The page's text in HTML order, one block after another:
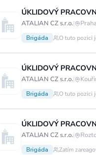
ATALIAN CZ s.r.o.|
Brigáda O tuto pozici
ATALIAN CZ s.r.o.|
Brigáda O tuto pozici
ÚKLIDOVÝ
ATALIAN CZ s.r.o.|
Brigáda Zatím